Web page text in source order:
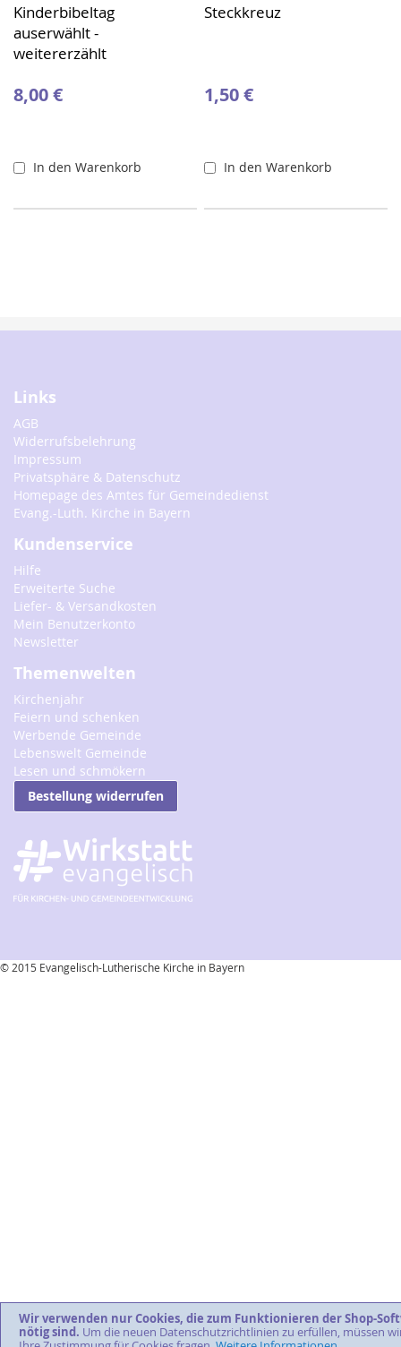
Wir verwenden nur Cookies, die zum Funktionieren der Shop-
nötig sind. Um die neuen Datenschutzrichtlinien zu erfüllen, müssen
Kinderbibeltag
auserwählt -
weitererzählt
8,00 €
In den Warenkorb
Steckkreuz
1,50 €
In den Warenkorb
Links
AGB
Widerrufsbelehrung
Impressum
Privatsphäre & Datenschutz
Homepage des Amtes für Gemeindedienst
Evang.-Luth. Kirche in Bayern
Kundenservice
Hilfe
Erweiterte Suche
Liefer- & Versandkosten
Mein Benutzerkonto
Newsletter
Themenwelten
Kirchenjahr
Feiern und schenken
Werbende Gemeinde
Lebenswelt Gemeinde
Lesen und schmökern
Bestellung widerrufen
© 2015 Evangelisch-Lutherische Kirche in Bayern